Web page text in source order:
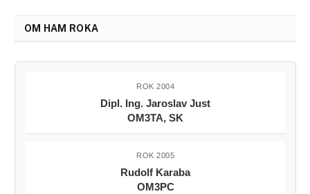
OM HAM ROKA
ROK 2004
Dipl. Ing. Jaroslav Just
OM3TA, SK
ROK 2005
Rudolf Karaba
OM3PC